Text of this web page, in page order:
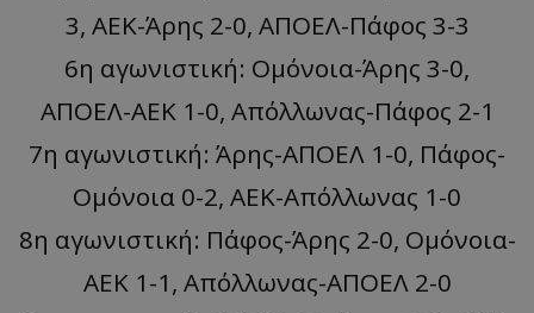
3, ΑΕΚ-Άρης 2-0, ΑΠΟΕΛ-Πάφος 3-3
6η αγωνιστική: Ομόνοια-Άρης 3-0,
ΑΠΟΕΛ-ΑΕΚ 1-0, Απόλλωνας-Πάφος 2-1
7η αγωνιστική: Άρης-ΑΠΟΕΛ 1-0, Πάφος-
Ομόνοια 0-2, ΑΕΚ-Απόλλωνας 1-0
8η αγωνιστική: Πάφος-Άρης 2-0, Ομόνοια-
ΑΕΚ 1-1, Απόλλωνας-ΑΠΟΕΛ 2-0